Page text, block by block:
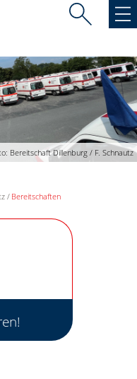
Bereitschaft Dillenburg / F. Schnautz
Bereitschaften